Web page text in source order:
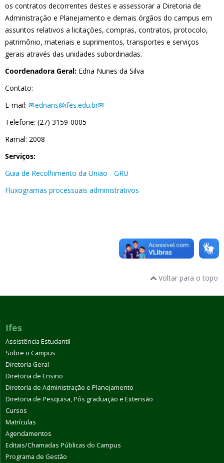
os contratos decorrentes destes e assessorar a Diretoria de
Administração e Planejamento e demais órgãos do campus em
assuntos relativos a licitações, compras, contratos, protocolo,
patrimônio, materiais e suprimentos, transportes e serviços
gerais através das unidades subordinadas.
Coordenadora Geral: Edna Nunes da Silva
Contato:
E-mail:
ednans@ifes.edu.br
Telefone: (27) 3159-0005
Ramal: 2008
Serviços:
Guia de Recolhimento da União - GRU
Fluxogramas processuais administrativos
Voltar para o topo
Ifes
Assistência Estudantil
Sobre o Campus
Diretoria Geral
Diretoria de Ensino
Diretoria de Administração e Planejamento
Diretoria de Pesquisa, Pós graduação e Extensão
Cursos
Matrículas
Agendamentos
Editais/Chamadas Públicas do Campus
Programa de Gestão